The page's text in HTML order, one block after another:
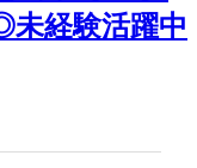
未経験活躍中